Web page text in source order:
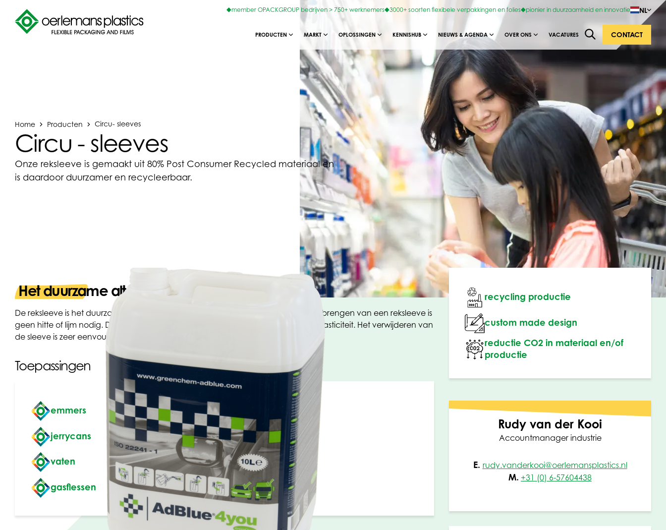
member OPACKGROUP bedrijven > 750+ werknemers 3000+ soorten flexibele verpakkingen en folies pionier in duurzaamheid en innovatie NL
PRODUCTEN MARKT OPLOSSINGEN KENNISHUB NIEUWS & AGENDA OVER ONS VACATURES CONTACT
Home Producten Circu- sleeves
Circu - sleeves
Onze reksleeve is gemaakt uit 80% Post Consumer Recycled materiaal en
is daardoor duurzamer en recycleerbaar.
Het duurzame alternatief voor etiketten
De reksleeve is het duurzame alternatief voor etiketten of krimpsleeves. Bij het aanbrengen van een reksleeve is
geen hitte of lijm nodig. De sleeve zet zich vast aan de can door middel van zijn elasticiteit. Het verwijderen van
de sleeve is zeer eenvoudig wat de recycleerbaarheid ten goede komt.
Toepassingen
emmers
jerrycans
vaten
gasflessen
recycling productie
custom made design
reductie CO2 in materiaal en/of
productie
Rudy van der Kooi
Accountmanager industrie
E. rudy.vanderkooi@oerlemansplastics.nl
M. +31 (0) 6-57604438